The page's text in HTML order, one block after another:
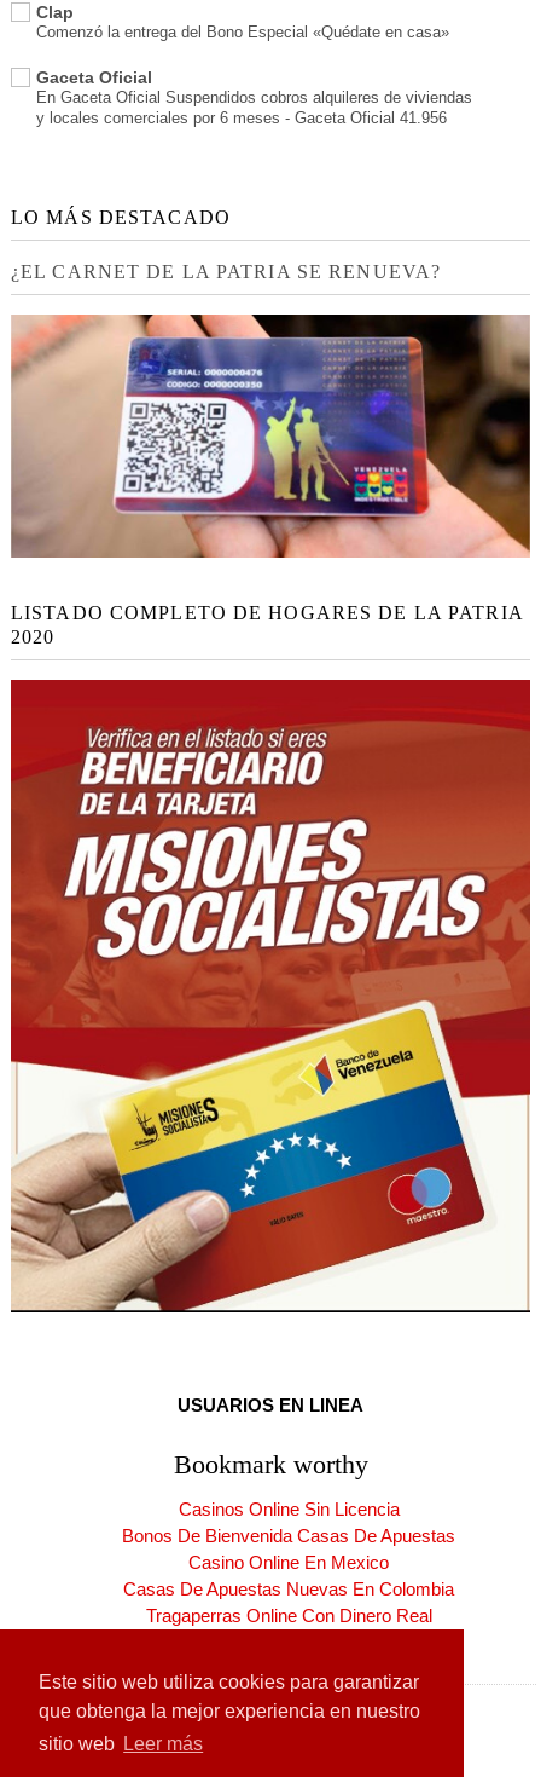
Este sitio web utiliza cookies para garantizar
que obtenga la mejor experiencia en nuestro
sitio web Leer más
Clap
Comenzó la entrega del Bono Especial «Quédate en casa»
Gaceta Oficial
En Gaceta Oficial Suspendidos cobros alquileres de viviendas
y locales comerciales por 6 meses - Gaceta Oficial 41.956
LO MÁS DESTACADO
¿EL CARNET DE LA PATRIA SE RENUEVA?
LISTADO COMPLETO DE HOGARES DE LA PATRIA
2020
USUARIOS EN LINEA
Bookmark worthy
Casinos Online Sin Licencia
Bonos De Bienvenida Casas De Apuestas
Casino Online En Mexico
Casas De Apuestas Nuevas En Colombia
Tragaperras Online Con Dinero Real